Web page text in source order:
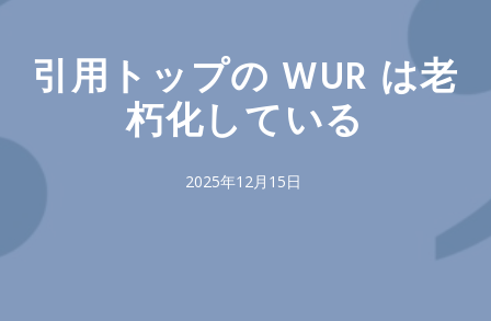
引用トップの WUR は老
朽化している
2025年12月15日